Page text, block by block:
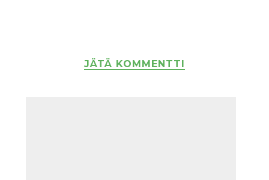
JÄTÄ KOMMENTTI